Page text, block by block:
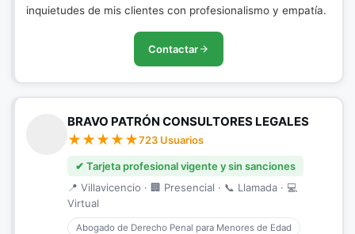
inquietudes de mis clientes con profesionalismo y empatía.
Contactar
BRAVO PATRÓN CONSULTORES LEGALES
723 Usuarios
✔ Tarjeta profesional vigente y sin sanciones
📍 Villavicencio · 🏢 Presencial · 📞 Llamada · 💻
Virtual
Abogado de Derecho Penal para Menores de Edad